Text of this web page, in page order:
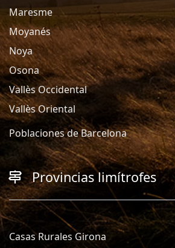
Maresme
Moyanés
Noya
Osona
Vallès Occidental
Vallès Oriental
Poblaciones de Barcelona
Provincias limítrofes
Casas Rurales Girona